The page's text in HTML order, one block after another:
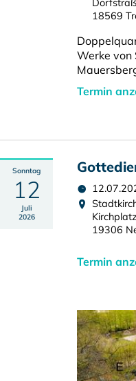
18569
Werke von
Termin
Sonntag
12
Juli
2026
Kirchplatz
19306
Termin